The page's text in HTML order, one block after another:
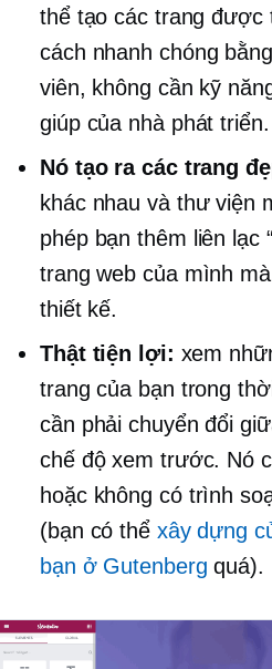
thể tạo các trang được
cách nhanh chóng bằng
viên, không cần kỹ
giúp của nhà phát triển.
Nó tạo ra các trang
khác nhau và thư viện
phép bạn thêm liên lạc
trang web của mình
thiết kế.
Thật tiện lợi: xem
trang của bạn trong
cần phải chuyển đổi
chế độ xem trước. Nó
hoặc không có trình
(bạn có thể xây dựng
bạn ở Gutenberg quá).